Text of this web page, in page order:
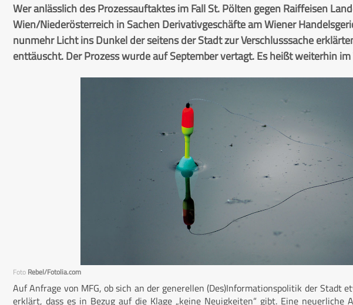
Wer anlässlich des Prozessauftaktes im Fall St. Pölten gegen Raiffeisen
Wien/Niederösterreich in Sachen Derivativgeschäfte am Wiener
nunmehr Licht ins Dunkel der seitens der Stadt zur Verschlusssache
enttäuscht. Der Prozess wurde auf September vertagt. Es heißt weiterhin im
Foto Rebel/Fotolia.com
Auf Anfrage von MFG, ob sich an der generellen (Des)Informationspolitik der Stadt
erklärt, dass es in Bezug auf die Klage „keine Neuigkeiten“ gibt. Eine neuerliche